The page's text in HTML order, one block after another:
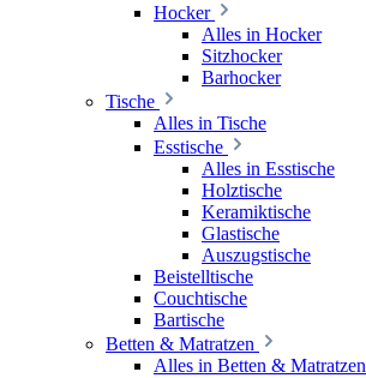
Hocker
Alles in Hocker
Sitzhocker
Barhocker
Tische
Alles in Tische
Esstische
Alles in Esstische
Holztische
Keramiktische
Glastische
Auszugstische
Beistelltische
Couchtische
Bartische
Betten & Matratzen
Alles in Betten & Matratzen